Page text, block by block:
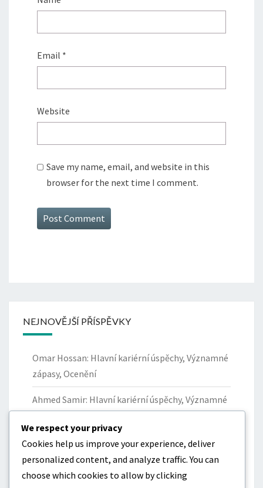
Email *
Website
Save my name, email, and website in this
browser for the next time I comment.
NEJNOVĚJŠÍ PŘÍSPĚVKY
Omar Hossan: Hlavní kariérní úspěchy, Významné
zápasy, Ocenění
Ahmed Samir: Hlavní kariérní úspěchy, Významné
Yazan Al-Naimat: Příspěvky k národnímu týmu
Jordánska, Klíčové zápasy, Statistika
Omar Hossan: Mezinárodní vystoupení,
We respect your privacy
Cookies help us improve your experience, deliver
personalized content, and analyze traffic. You can
choose which cookies to allow by clicking